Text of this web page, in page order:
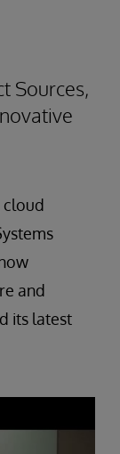
Sources,
cloud
and
its latest